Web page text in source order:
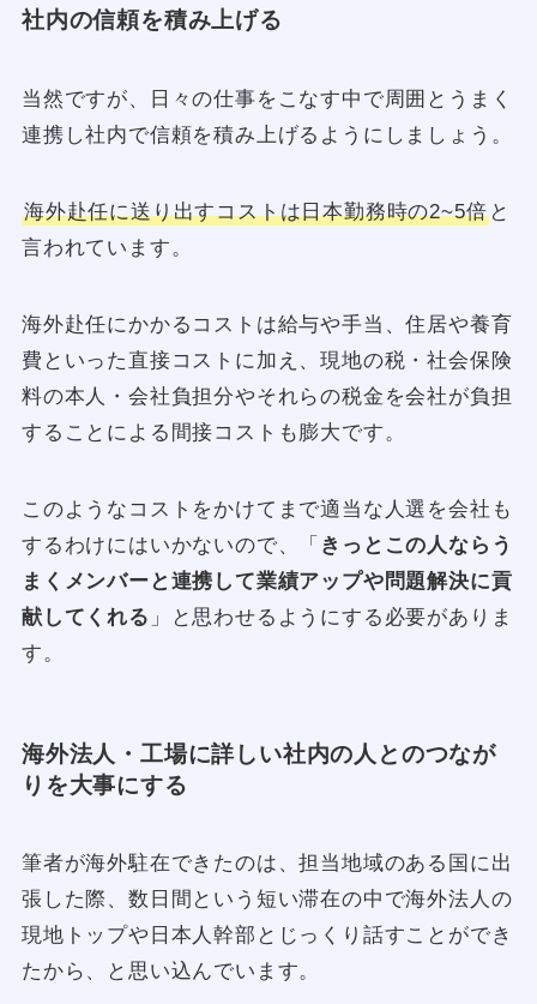
社内の信頼を積み上げる
当然ですが、日々の仕事をこなす中で周囲とうまく
連携し社内で信頼を積み上げるようにしましょう。
海外赴任に送り出すコストは日本勤務時の2~5倍 と
言われています。
海外赴任にかかるコストは給与や手当、住居や養育
費といった直接コストに加え、現地の税・社会保険
料の本人・会社負担分やそれらの税金を会社が負担
することによる間接コストも膨大です。
このようなコストをかけてまで適当な人選を会社も
するわけにはいかないので、「 きっとこの人ならう
まくメンバーと連携して業績アップや問題解決に貢
献してくれる 」と思わせるようにする必要がありま
す。
海外法人・工場に詳しい社内の人とのつなが
りを大事にする
筆者が海外駐在できたのは、担当地域のある国に出
張した際、数日間という短い滞在の中で海外法人の
現地トップや日本人幹部とじっくり話すことができ
たから、と思い込んでいます。